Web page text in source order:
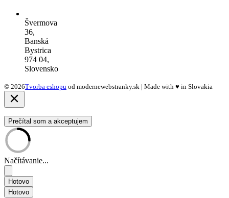
Švermova
36,
Banská
Bystrica
974 04,
Slovensko
© 2026Tvorba eshopu od modernewebstranky.sk | Made with ♥ in Slovakia
Prečítal som a akceptujem
Načítávanie...
Hotovo
Hotovo